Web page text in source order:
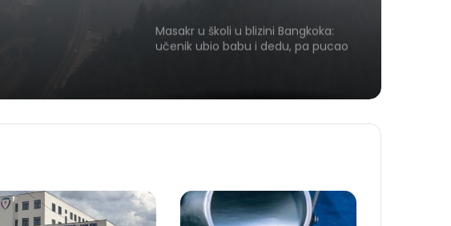
Masakr u školi u blizini Bangkoka:
učenik ubio babu i dedu, pa pucao